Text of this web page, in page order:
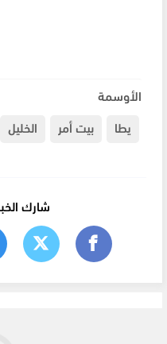
الأوسمة
يطا
بيت أمر الخليل
شارك